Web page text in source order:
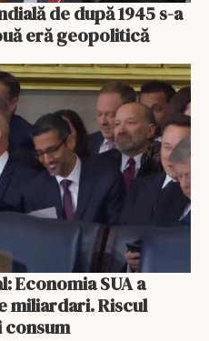
de după 1945 s-a
eră geopolitică
Economia SUA a
miliardari. Riscul
consum